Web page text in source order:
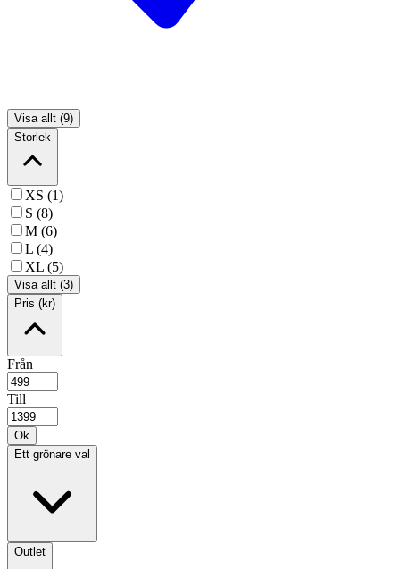
Visa allt (9)
Storlek
XS (1)
S (8)
M (6)
L (4)
XL (5)
Visa allt (3)
Pris (kr)
Från
Till
Ok
Ett grönare val
Outlet